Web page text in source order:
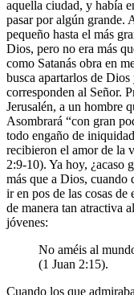
aquella ciudad, y había
pasar por algún grande.
pequeño hasta el más
Dios, pero no era más
como Satanás obra en
busca apartarlos de
corresponden al Señor.
Jerusalén, a un hombre
Asombrará “con gran
todo engaño de
recibieron el amor de la
2:9-10). Ya hoy, ¿acaso
más que a Dios, cuando
ir en pos de las cosas de
de manera tan atractiva
jóvenes:
No améis al
(1 Juan 2:15).
Cuando los que